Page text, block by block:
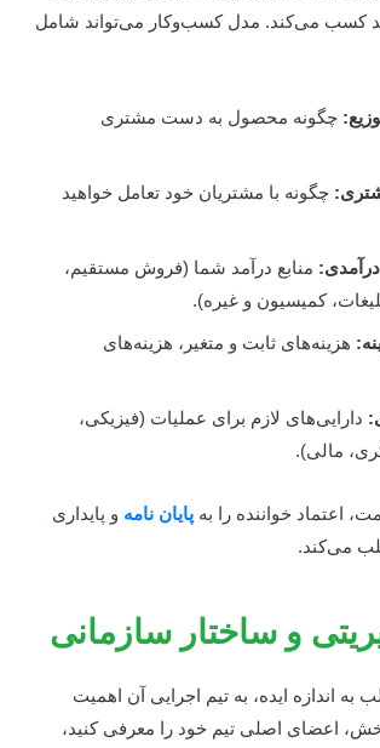
می‌کند. مدل کسب‌وکار می‌تواند شامل
چگونه محصول به دست مشتری
چگونه با مشتریان خود تعامل خواهید
منابع درآمد شما (فروش مستقیم،
کمیسیون و غیره).
ثابت و متغیر، هزینه‌های
لازم برای عملیات (فیزیکی،
خواننده را به پایان نامهو پایداری
ایده، به تیم اجرایی آن اهمیت
اصلی تیم خود را معرفی کنید،